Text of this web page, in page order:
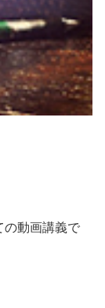
の動画講義で